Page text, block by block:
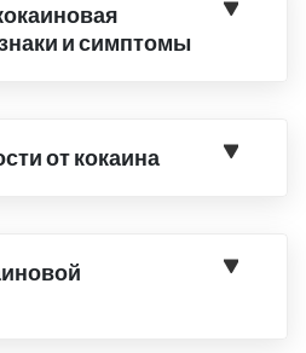
и симптомы
от кокаина